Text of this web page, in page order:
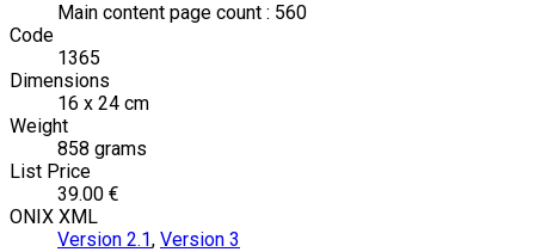
Main content page count : 560
Code
1365
Dimensions
16 x 24 cm
Weight
858 grams
List Price
39.00 €
ONIX XML
Version 2.1, Version 3